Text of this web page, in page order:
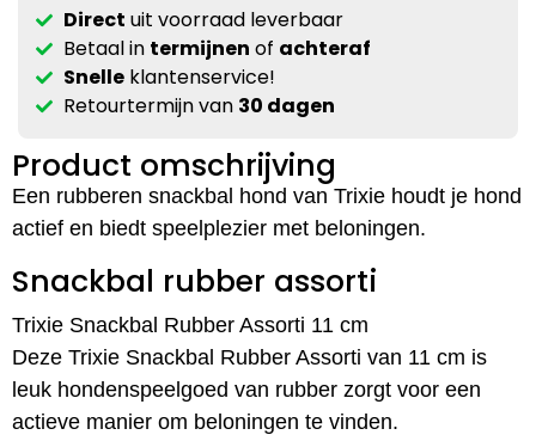
Direct uit voorraad leverbaar
Betaal in termijnen of achteraf
Snelleklantenservice!
Retourtermijn van 30 dagen
Product omschrijving
Een rubberen snackbal hond van Trixie houdt je hond
actief en biedt speelplezier met beloningen.
Snackbal rubber assorti
Trixie Snackbal Rubber Assorti 11 cm
Deze Trixie Snackbal Rubber Assorti van 11 cm is
leuk hondenspeelgoed van rubber zorgt voor een
actieve manier om beloningen te vinden.